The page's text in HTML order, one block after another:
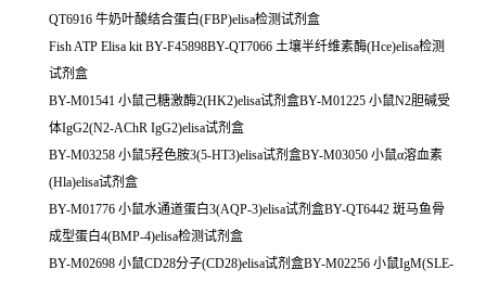
QT6916 牛奶叶酸结合蛋白(FBP)elisa检测试剂盒
Fish ATP Elisa kit BY-F45898BY-QT7066 土壤半纤维素酶(Hce)elisa检测
试剂盒
BY-M01541 小鼠己糖激酶2(HK2)elisa试剂盒BY-M01225 小鼠N2胆碱受
体IgG2(N2-AChR IgG2)elisa试剂盒
BY-M03258 小鼠5羟色胺3(5-HT3)elisa试剂盒BY-M03050 小鼠α溶血素
(Hla)elisa试剂盒
BY-M01776 小鼠水通道蛋白3(AQP-3)elisa试剂盒BY-QT6442 斑马鱼骨
成型蛋白4(BMP-4)elisa检测试剂盒
BY-M02698 小鼠CD28分子(CD28)elisa试剂盒BY-M02256 小鼠IgM(SLE-